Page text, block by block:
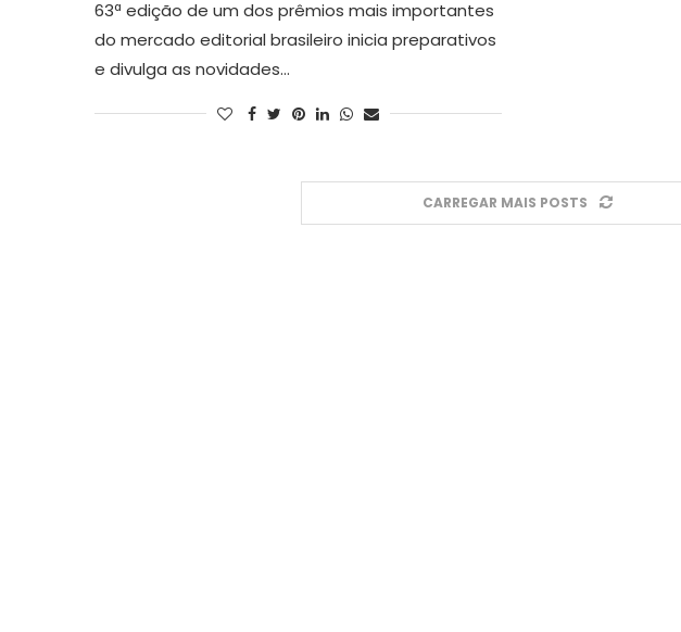
63ª edição de um dos prêmios mais importantes
do mercado editorial brasileiro inicia preparativos
e divulga as novidades…
CARREGAR MAIS POSTS